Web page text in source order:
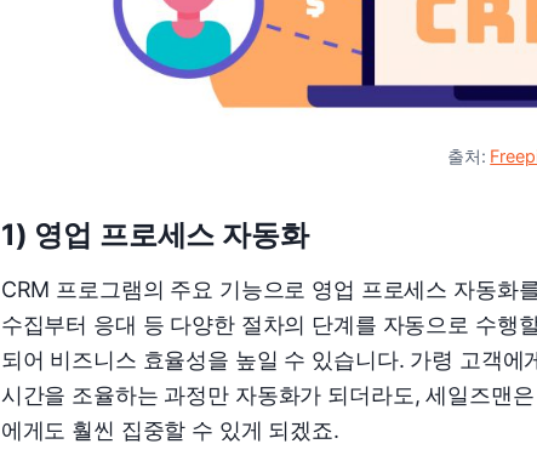
출처:
1) 영업 프로세스 자동화
CRM 프로그램의 주요 기능으로 영업 프로세스 자동화
수집부터 응대 등 다양한 절차의 단계를 자동으로 수행
되어 비즈니스 효율성을 높일 수 있습니다. 가령 고객
시간을 조율하는 과정만 자동화가 되더라도, 세일즈맨
에게도 훨씬 집중할 수 있게 되겠죠.